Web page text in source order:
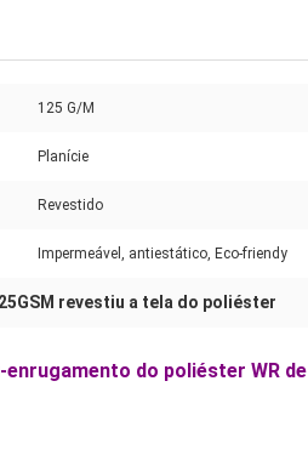
125 G/M
Planície
Revestido
Impermeável, antiestático, Eco-friendy
revestiu a tela do poliéster
do poliéster WR de